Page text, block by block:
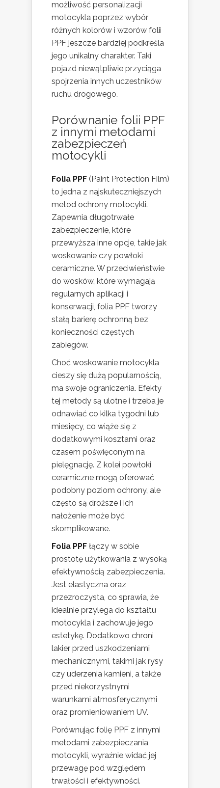
możliwość personalizacji
motocykla poprzez wybór
różnych kolorów i wzorów folii
PPF jeszcze bardziej podkreśla
jego unikalny charakter. Taki
pojazd niewątpliwie przyciąga
spojrzenia innych uczestników
ruchu drogowego.
Porównanie folii PPF
z innymi metodami
zabezpieczeń
motocykli
Folia PPF (Paint Protection Film)
to jedna z najskuteczniejszych
metod ochrony motocykli.
Zapewnia długotrwałe
zabezpieczenie, które
przewyższa inne opcje, takie jak
woskowanie czy powłoki
ceramiczne. W przeciwieństwie
do wosków, które wymagają
regularnych aplikacji i
konserwacji, folia PPF tworzy
stałą barierę ochronną bez
konieczności częstych
zabiegów.
Choć woskowanie motocykla
cieszy się dużą popularnością,
ma swoje ograniczenia. Efekty
tej metody są ulotne i trzeba je
odnawiać co kilka tygodni lub
miesięcy, co wiąże się z
dodatkowymi kosztami oraz
czasem poświęconym na
pielęgnację. Z kolei powłoki
ceramiczne mogą oferować
podobny poziom ochrony, ale
często są droższe i ich
nałożenie może być
skomplikowane.
Folia PPF łączy w sobie
prostotę użytkowania z wysoką
efektywnością zabezpieczenia.
Jest elastyczna oraz
przezroczysta, co sprawia, że
idealnie przylega do kształtu
motocykla i zachowuje jego
estetykę. Dodatkowo chroni
lakier przed uszkodzeniami
mechanicznymi, takimi jak rysy
czy uderzenia kamieni, a także
przed niekorzystnymi
warunkami atmosferycznymi
oraz promieniowaniem UV.
Porównując folię PPF z innymi
metodami zabezpieczania
motocykli, wyraźnie widać jej
przewagę pod względem
trwałości i efektywności.